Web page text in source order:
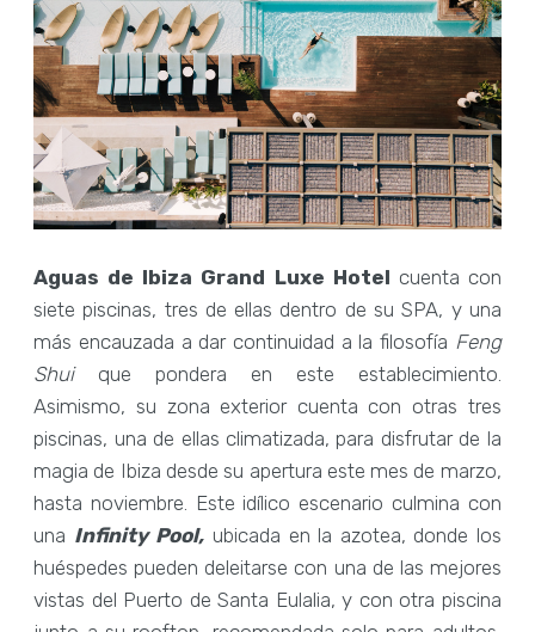
Aguas de Ibiza Grand Luxe Hotel cuenta con
siete piscinas, tres de ellas dentro de su SPA, y una
más encauzada a dar continuidad a la filosofía Feng
Shuique pondera en este establecimiento.
Asimismo, su zona exterior cuenta con otras tres
piscinas, una de ellas climatizada, para disfrutar de la
magia de Ibiza desde su apertura este mes de marzo,
hasta noviembre. Este idílico escenario culmina con
una Infinity Pool, ubicada en la azotea, donde los
huéspedes pueden deleitarse con una de las mejores
vistas del Puerto de Santa Eulalia, y con otra piscina